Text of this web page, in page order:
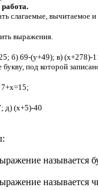
слагаемые, вычитаемое
выражения.
б) 69-(у+49); в) (х+278)-
букву, под которой
7+х=15;
д) (х+5)-40
называется
называется